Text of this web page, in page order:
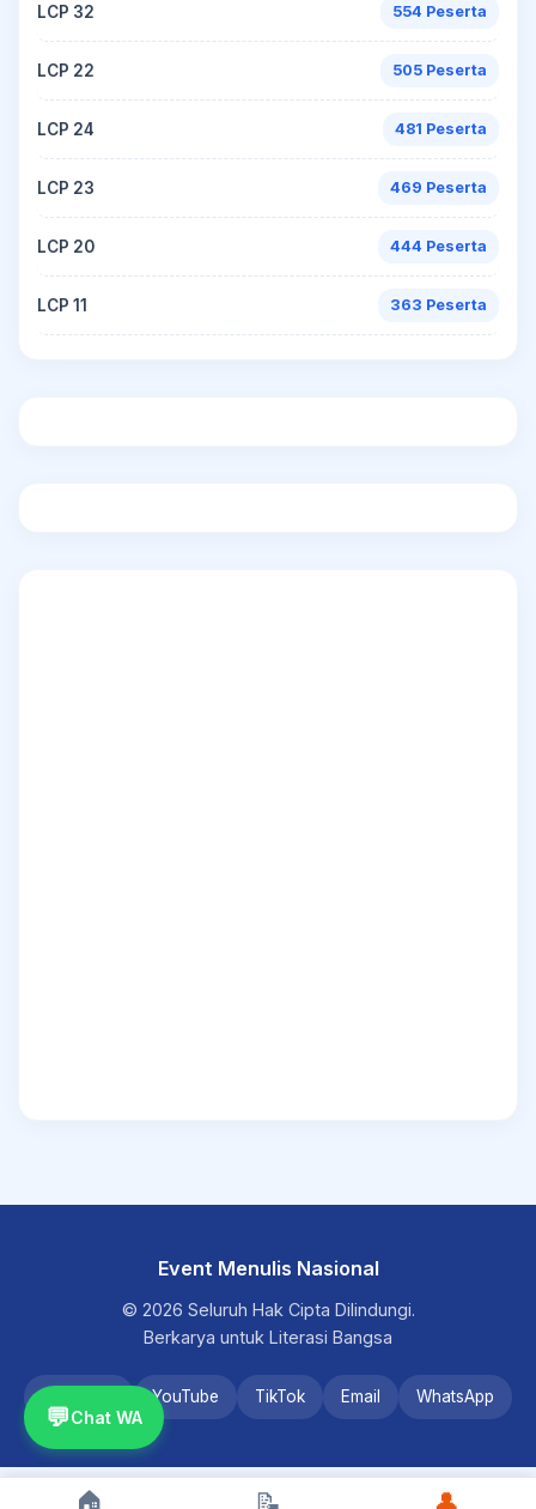
LCP 32 554 Peserta
LCP 22 505 Peserta
LCP 24 481 Peserta
LCP 23 469 Peserta
LCP 20 444 Peserta
LCP 11 363 Peserta
Event Menulis Nasional
© 2026 Seluruh Hak Cipta Dilindungi.
Berkarya untuk Literasi Bangsa
YouTube TikTok Email WhatsApp
💬Chat WA
🏠 📝 👤